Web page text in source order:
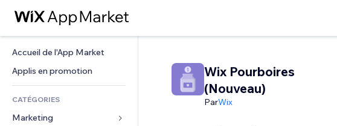
Accueil de l'App Market
Applis en promotion
CATÉGORIES
Marketing
Wix Pourboires
(Nouveau)
ParWix